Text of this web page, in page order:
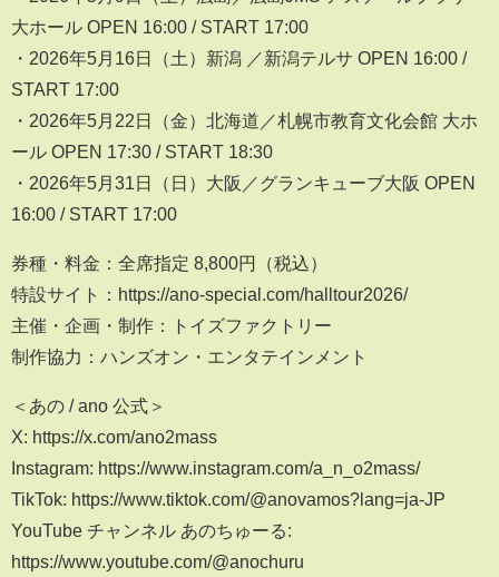
大ホール OPEN 16:00 / START 17:00
・2026年5月16日（土）新潟 ／新潟テルサ OPEN 16:00 /
START 17:00
・2026年5月22日（金）北海道／札幌市教育文化会館 大ホ
ール OPEN 17:30 / START 18:30
・2026年5月31日（日）大阪／グランキューブ大阪 OPEN
16:00 / START 17:00
券種・料金：全席指定 8,800円（税込）
特設サイト：https://ano-special.com/halltour2026/
主催・企画・制作：トイズファクトリー
制作協力：ハンズオン・エンタテインメント
＜あの / ano 公式＞
X: https://x.com/ano2mass
Instagram: https://www.instagram.com/a_n_o2mass/
TikTok: https://www.tiktok.com/@anovamos?lang=ja-JP
YouTube チャンネル あのちゅーる:
https://www.youtube.com/@anochuru